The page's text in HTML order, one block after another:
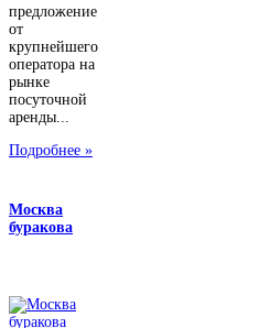
предложение
от
крупнейшего
оператора на
рынке
посуточной
аренды...
Подробнее »
Москва
буракова